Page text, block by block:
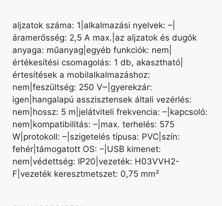
aljzatok száma: 1|alkalmazási nyelvek: –|
áramerősség: 2,5 A max.|az aljzatok és dugók
anyaga: műanyag|egyéb funkciók: nem|
értékesítési csomagolás: 1 db, akasztható|
értesítések a mobilalkalmazáshoz:
nem|feszültség: 250 V~|gyerekzár:
igen|hangalapú asszisztensek általi vezérlés:
nem|hossz: 5 m|jelátviteli frekvencia: –|kapcsoló:
nem|kompatibilitás: –|max. terhelés: 575
W|protokoll: –|szigetelés típusa: PVC|szín:
fehér|támogatott OS: –|USB kimenet:
nem|védettség: IP20|vezeték: H03VVH2-
F|vezeték keresztmetszet: 0,75 mm²